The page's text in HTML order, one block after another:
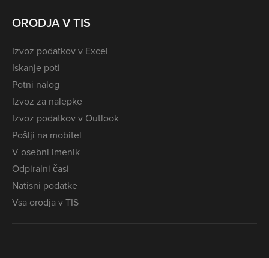
ORODJA V TIS
Izvoz podatkov v Excel
Iskanje poti
Potni nalog
Izvoz za nalepke
Izvoz podatkov v Outlook
Pošlji na mobitel
V osebni imenik
Odpiralni časi
Natisni podatke
Vsa orodja v TIS